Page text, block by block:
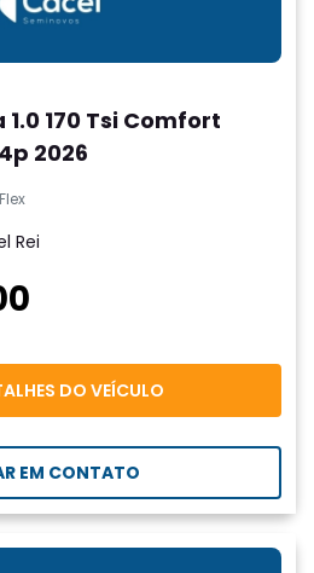
170 Tsi Comfort
2026
Flex
Rei
DO VEÍCULO
EM CONTATO